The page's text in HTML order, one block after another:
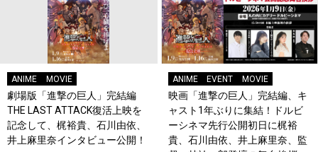
ANIME MOVIE
劇場版「進撃の巨人」完結編
THE LAST ATTACK復活上映を
記念して、梶裕貴、石川由依、
井上麻里奈インタビュー公開！
ANIME EVENT MOVIE
映画「進撃の巨人」完結編、キ
ャスト1年ぶりに集結！ドルビ
ーシネマ先行公開初日に梶裕
貴、石川由依、井上麻里奈、監